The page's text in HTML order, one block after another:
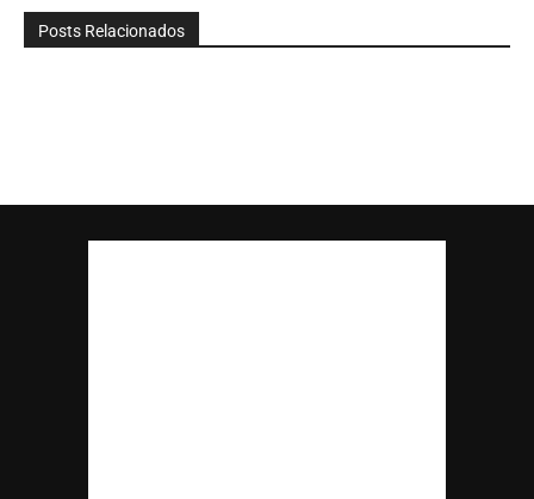
Posts Relacionados